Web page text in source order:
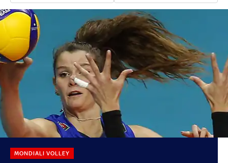
MONDIALI VOLLEY